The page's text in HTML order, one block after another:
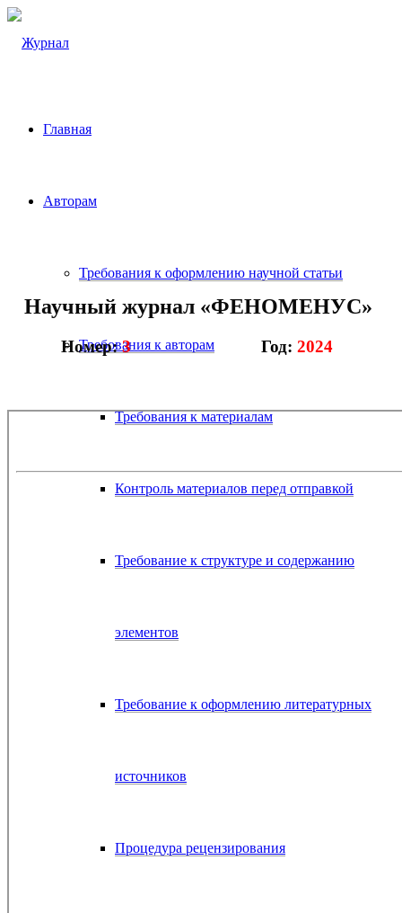
Главная
Авторам
Требования к оформлению научной статьи
Требования к авторам
Требования к материалам
Контроль материалов перед отправкой
Требование к структуре и содержанию
элементов
Требование к оформлению литературных
источников
Процедура рецензирования
Научный журнал «ФЕНОМЕНУС»
Номер:3Год: 2024